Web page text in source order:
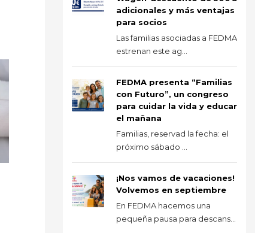
adicionales y más ventajas
para socios
Las familias asociadas a FEDMA
estrenan este ag...
FEDMA presenta “Familias
con Futuro”, un congreso
para cuidar la vida y educar
el mañana
Familias, reservad la fecha: el
próximo sábado ...
¡Nos vamos de vacaciones!
Volvemos en septiembre
En FEDMA hacemos una
pequeña pausa para descans...